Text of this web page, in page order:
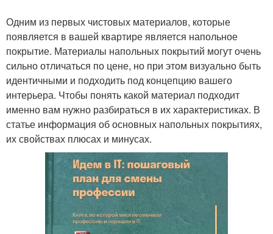
Одним из первых чистовых материалов, которые
появляется в вашей квартире является напольное
покрытие. Материалы напольных покрытий могут очень
сильно отличаться по цене, но при этом визуально быть
идентичными и подходить под концепцию вашего
интерьера. Чтобы понять какой материал подходит
именно вам нужно разбираться в их характеристиках. В
статье информация об основных напольных покрытиях,
их свойствах плюсах и минусах.